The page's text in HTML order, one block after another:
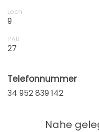
Loch
9
PAR
27
Telefonnummer
34 952 839 142
Nahe